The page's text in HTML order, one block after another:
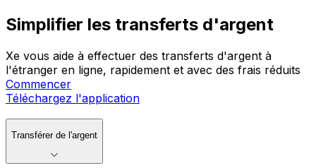
Simplifier les transferts d'argent
Xe vous aide à effectuer des transferts d'argent à
l'étranger en ligne, rapidement et avec des frais réduits
Commencer
Téléchargez l'application
Transférer de l'argent